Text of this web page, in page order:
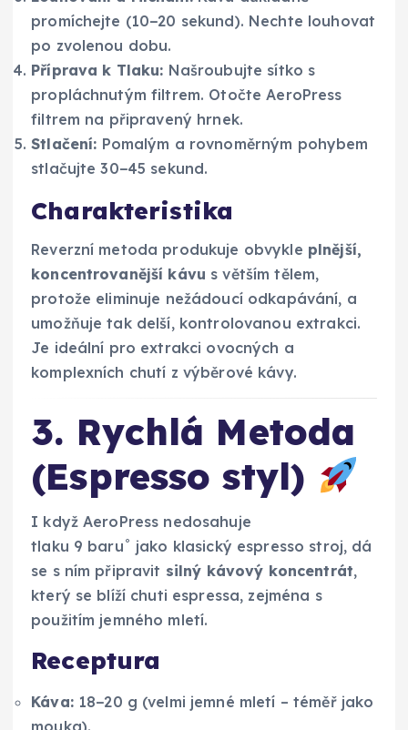
promíchejte (10−20 sekund). Nechte louhovat
po zvolenou dobu.
Příprava k Tlaku: Našroubujte sítko s
propláchnutým filtrem. Otočte AeroPress
filtrem na připravený hrnek.
Stlačení: Pomalým a rovnoměrným pohybem
stlačujte 30−45 sekund.
Charakteristika
Reverzní metoda produkuje obvykle plnější,
koncentrovanější kávu s větším tělem,
protože eliminuje nežádoucí odkapávání, a
umožňuje tak delší, kontrolovanou extrakci.
Je ideální pro extrakci ovocných a
komplexních chutí z výběrové kávy.
3. Rychlá Metoda
(Espresso styl)
I když AeroPress nedosahuje
tlaku 9 baru˚ jako klasický espresso stroj, dá
se s ním připravit silný kávový koncentrát,
který se blíží chuti espressa, zejména s
použitím jemného mletí.
Receptura
Káva:18−20 g (velmi jemné mletí – téměř jako